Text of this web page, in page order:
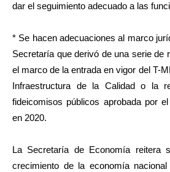
dar el seguimiento adecuado a las
* Se hacen adecuaciones al marco
Secretaría que derivó de una serie de
el marco de la entrada en vigor del T-
Infraestructura de la Calidad o la
fideicomisos públicos aprobada por
en 2020.
La Secretaría de Economía reitera
crecimiento de la economía